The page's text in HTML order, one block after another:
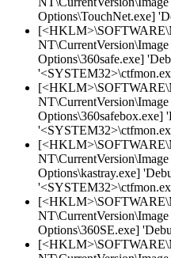
Options\TouchNet.exe]
Options\360safe.exe]
Options\360safebox.exe]
Options\kastray.exe]
Options\360SE.exe]